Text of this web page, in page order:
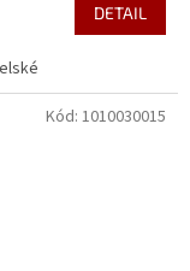
DETAIL
Kód: 1010030015